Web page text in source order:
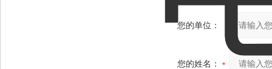
您的单位：
您的姓名：